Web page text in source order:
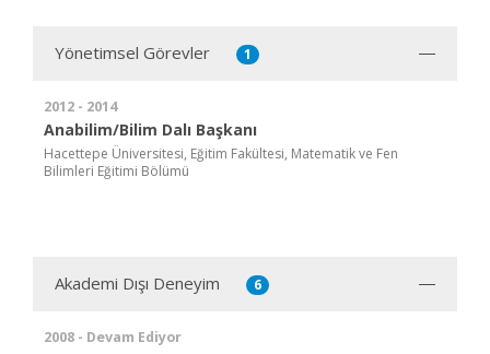
Yönetimsel Görevler 1
2012 - 2014
Anabilim/Bilim Dalı Başkanı
Hacettepe Üniversitesi, Eğitim Fakültesi, Matematik ve Fen
Bilimleri Eğitimi Bölümü
Akademi Dışı Deneyim 6
2008 - Devam Ediyor